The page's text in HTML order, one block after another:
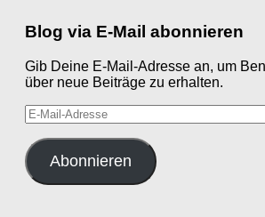
Blog via E-Mail abonnieren
Gib Deine E-Mail-Adresse an, um
über neue Beiträge zu erhalten.
E-
Mail-
Adresse
Abonnieren